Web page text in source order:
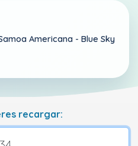
Americana - Blue Sky
recargar: